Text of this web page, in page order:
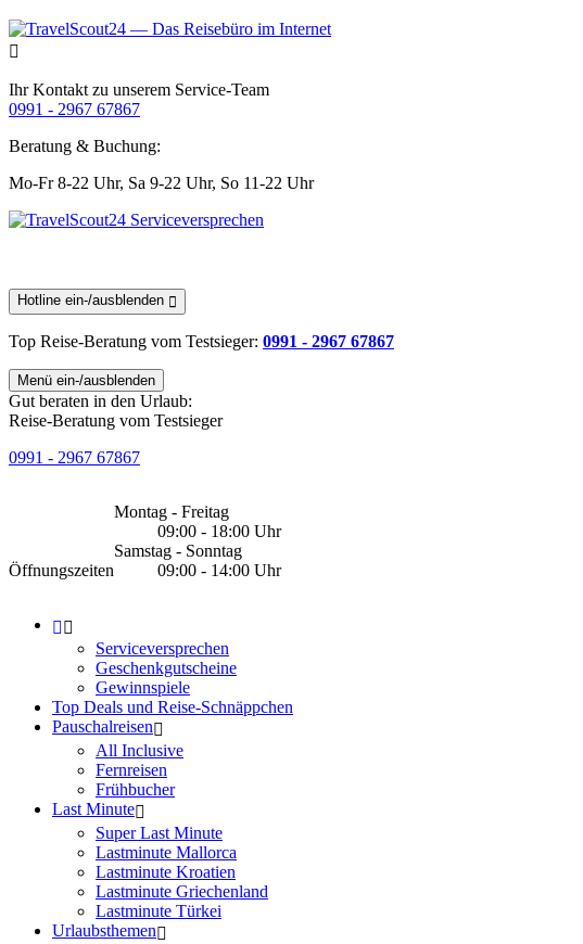
Ihr Kontakt zu unserem Service-Team
0991 - 2967 67867
Beratung & Buchung:
Mo-Fr 8-22 Uhr, Sa 9-22 Uhr, So 11-22 Uhr
Hotline ein-/ausblenden
Top Reise-Beratung vom Testsieger: 0991 - 2967 67867
Menü ein-/ausblenden
Gut beraten in den Urlaub:
Reise-Beratung vom Testsieger
0991 - 2967 67867
Öffnungszeiten
Montag - Freitag
09:00 - 18:00 Uhr
Samstag - Sonntag
09:00 - 14:00 Uhr
Serviceversprechen
Geschenkgutscheine
Gewinnspiele
Top Deals und Reise-Schnäppchen
Pauschalreisen
All Inclusive
Fernreisen
Frühbucher
Last Minute
Super Last Minute
Lastminute Mallorca
Lastminute Kroatien
Lastminute Griechenland
Lastminute Türkei
Urlaubsthemen